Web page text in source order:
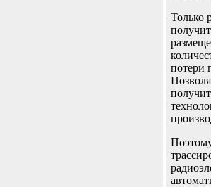
Только
потери